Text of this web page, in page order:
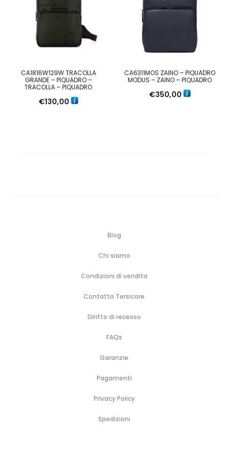
CA1816W129W TRACOLLA
GRANDE – PIQUADRO –
TRACOLLA – PIQUADRO
€130,00
CA6311MOS ZAINO – PIQUADRO
MODUS – ZAINO – PIQUADRO
€350,00
Blog
Chi siamo
Condizioni di vendita
Contatta Tersicore
Diritto di recesso
FAQs
Garanzie
Pagamenti
Privacy Policy
Spedizioni